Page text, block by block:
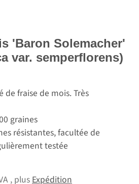
'Baron Solemacher'
var. semperflorens)
de fraise de mois. Très
graines
résistantes, facultée de
testée
, plusExpédition